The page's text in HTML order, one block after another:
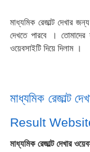
মাধ্যমিক রেজাল্ট দেখার
দেখতে পারবে । তোমাদের
ওয়েবসাইটি দিয়ে দিলাম ।
মাধ্যমিক রেজাল্ট
Result
মাধ্যমিক রেজাল্ট দেখার